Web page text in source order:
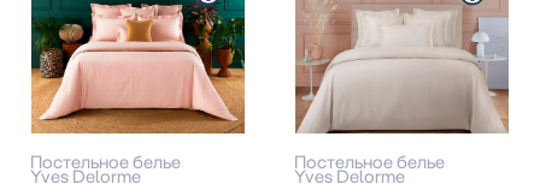
Постельное белье
Yves Delorme
Постельное белье
Yves Delorme